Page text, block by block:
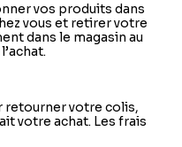
vos produits dans
vous et retirer votre
dans le magasin au
retourner votre colis,
votre achat. Les frais